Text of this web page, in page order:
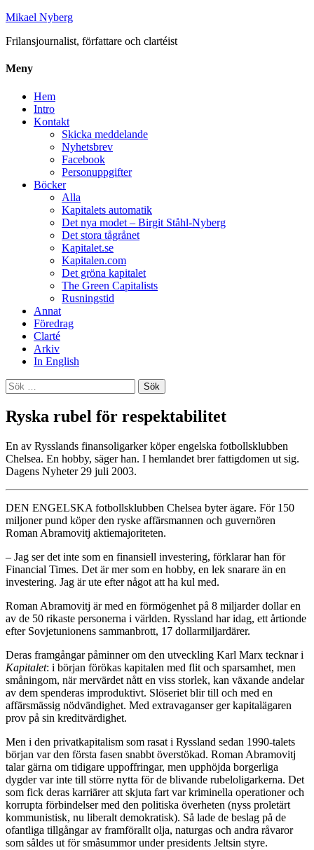
Mikael Nyberg
Frilansjournalist, författare och clartéist
Meny
Hem
Intro
Kontakt
Skicka meddelande
Nyhetsbrev
Facebook
Personuppgifter
Böcker
Alla
Kapitalets automatik
Det nya modet – Birgit Ståhl-Nyberg
Det stora tågrånet
Kapitalet.se
Kapitalen.com
Det gröna kapitalet
The Green Capitalists
Rusningstid
Annat
Föredrag
Clarté
Arkiv
In English
Sök
efter:
Ryska rubel för respektabilitet
En av Rysslands finansoligarker köper engelska fotbollsklubben
Chelsea. En hobby, säger han. I hemlandet brer fattigdomen ut sig.
Dagens Nyheter 29 juli 2003.
DEN ENGELSKA fotbollsklubben Chelsea byter ägare. För 150
miljoner pund köper den ryske affärsmannen och guvernören
Roman Abramovitj aktiemajoriteten.
– Jag ser det inte som en finansiell investering, förklarar han för
Financial Times. Det är mer som en hobby, en lek snarare än en
investering. Jag är ute efter något att ha kul med.
Roman Abramovitj är med en förmögenhet på 8 miljarder dollar en
av de 50 rikaste personerna i världen. Ryssland har idag, ett årtionde
efter Sovjetunionens sammanbrott, 17 dollarmiljardärer.
Deras framgångar påminner om den utveckling Karl Marx tecknar i
Kapitalet: i början förökas kapitalen med flit och sparsamhet, men
småningom, när mervärdet nått en viss storlek, kan växande andelar
av dem spenderas improduktivt. Slöseriet blir till och med en
affärsmässig nödvändighet. Med extravaganser ger kapitalägaren
prov på sin kreditvärdighet.
Men i den privatkapitalism som rasat i Ryssland sedan 1990-talets
början var den första fasen snabbt överstökad. Roman Abramovitj
talar gärna om tidigare uppoffringar, men upphöjda borgerliga
dygder var inte till större nytta för de blivande rubeloligarkerna. Det
som fick deras karriärer att skjuta fart var kriminella operationer och
korrupta förbindelser med den politiska överheten (nyss proletärt
kommunistisk, nu liberalt demokratisk). Så lade de beslag på de
ofantliga tillgångar av framförallt olja, naturgas och andra råvaror
som såldes ut för småsummor under presidents Jeltsin styre.